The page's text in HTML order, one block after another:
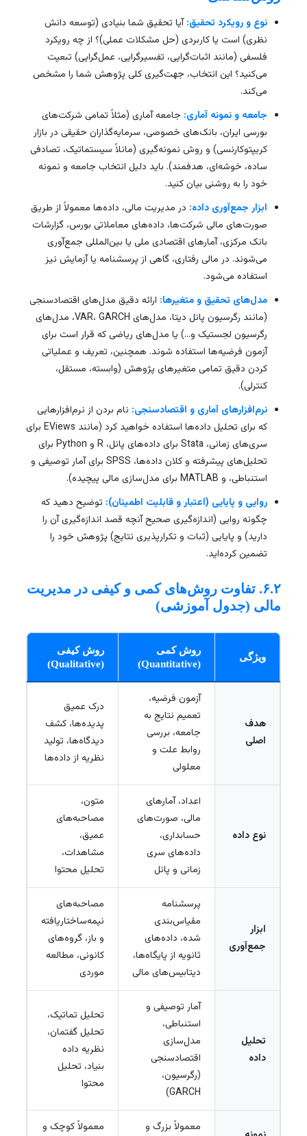
نوع و رویکرد تحقیق:آیا تحقیق شما بنیادی (توسعه دانش
نظری) است یا کاربردی (حل مشکلات عملی)؟ از چه رویکرد
فلسفی (مانند اثبات‌گرایی، تفسیرگرایی، عمل‌گرایی) تبعیت
می‌کنید؟ این انتخاب، جهت‌گیری کلی پژوهش شما را مشخص
می‌کند.
جامعه و نمونه آماری:جامعه آماری (مثلاً تمامی شرکت‌های
بورسی ایران، بانک‌های خصوصی، سرمایه‌گذاران حقیقی در بازار
کریپتوکارنسی) و روش نمونه‌گیری (مانلاً سیستماتیک، تصادفی
ساده، خوشه‌ای، هدفمند). باید دلیل انتخاب جامعه و نمونه
خود را به روشنی بیان کنید.
ابزار جمع‌آوری داده: در مدیریت مالی، داده‌ها معمولاً از طریق
صورت‌های مالی شرکت‌ها، داده‌های معاملاتی بورس، گزارشات
بانک مرکزی، آمارهای اقتصادی ملی یا بین‌المللی جمع‌آوری
می‌شوند. در مالی رفتاری، گاهی از پرسشنامه یا آزمایش نیز
استفاده می‌شود.
مدل‌های تحقیق و متغیرها:ارائه دقیق مدل‌های اقتصادسنجی
(مانند رگرسیون پانل دیتا، مدل‌های VAR، GARCH، مدل‌های
رگرسیون لجستیک و…) یا مدل‌های ریاضی که قرار است برای
آزمون فرضیه‌ها استفاده شوند. همچنین، تعریف و عملیاتی
کردن دقیق تمامی متغیرهای پژوهش (وابسته، مستقل،
کنترلی).
نرم‌افزارهای آماری و اقتصادسنجی:نام بردن از نرم‌افزارهایی
که برای تحلیل داده‌ها استفاده خواهید کرد (مانند EViews برای
سری‌های زمانی، Stata برای داده‌های پانل، R و Python برای
تحلیل‌های پیشرفته و کلان داده‌ها، SPSS برای آمار توصیفی و
استنباطی، و MATLAB برای مدل‌سازی مالی پیچیده).
روایی و پایایی (اعتبار و قابلیت اطمینان):توضیح دهید که
چگونه روایی (اندازه‌گیری صحیح آنچه قصد اندازه‌گیری آن را
دارید) و پایایی (ثبات و تکرارپذیری نتایج) پژوهش خود را
تضمین کرده‌اید.
۶.۲. تفاوت روش‌های کمی و کیفی در مدیریت
مالی (جدول آموزشی)
ویژگی
روش کمی
روش کیفی
آزمون فرضیه،
تعمیم نتایج به
جامعه، بررسی
روابط علت و
معلولی
درک عمیق
پدیده‌ها، کشف
دیدگاه‌ها، تولید
نظریه از داده‌ها
نوع داده
اعداد، آمارهای
مالی، صورت‌های
حسابداری،
داده‌های سری
زمانی و پانل
متون،
مصاحبه‌های
عمیق،
مشاهدات،
تحلیل محتوا
جمع‌آوری
پرسشنامه
مقیاس‌بندی
شده، داده‌های
ثانویه از پایگاه‌ها،
دیتابیس‌های مالی
مصاحبه‌های
نیمه‌ساختاریافته
و باز، گروه‌های
کانونی، مطالعه
موردی
تحلیل
آمار توصیفی و
استنباطی،
مدل‌سازی
اقتصادسنجی
(رگرسیون،
GARCH)
تحلیل تماتیک،
تحلیل گفتمان،
نظریه داده
بنیاد، تحلیل
معمولاً بزرگ و
معمولاً کوچک و